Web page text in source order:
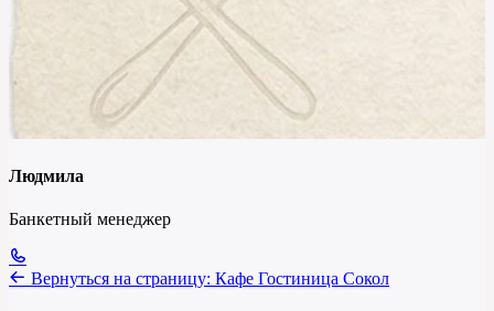
Людмила
Банкетный менеджер
Вернуться на страницу: Кафе Гостиница Сокол